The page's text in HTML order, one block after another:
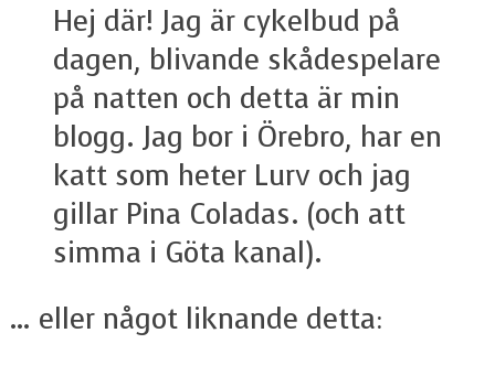
Hej där! Jag är cykelbud på
dagen, blivande skådespelare
på natten och detta är min
blogg. Jag bor i Örebro, har en
katt som heter Lurv och jag
gillar Pina Coladas. (och att
simma i Göta kanal).
… eller något liknande detta: